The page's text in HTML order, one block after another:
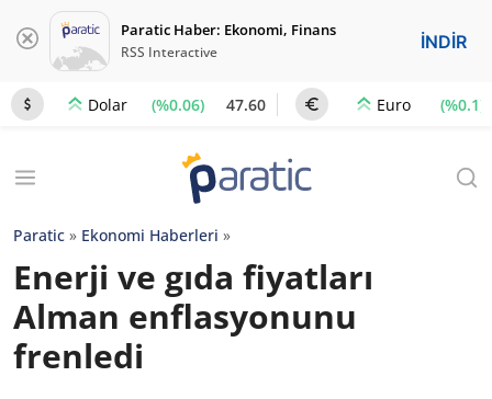
Paratic Haber: Ekonomi, Finans
RSS Interactive İNDİR
Dolar (%0.06) 47.60 Euro (%0.1)
Paratic » Ekonomi Haberleri »
Enerji ve gıda fiyatları
Alman enflasyonunu
frenledi